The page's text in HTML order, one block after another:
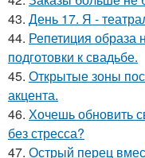
43. День 17. Я -
44. Репетиция
подготовки к свадьбе.
45. Открытые зоны
акцента.
46. Хочешь обновить
без стресса?
47. Острый перец